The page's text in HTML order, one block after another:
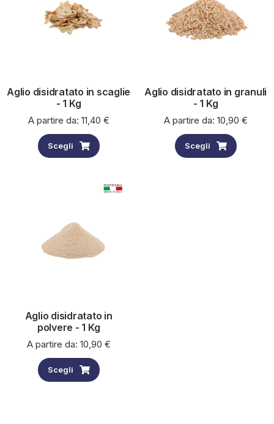
Aglio disidratato in scaglie
- 1 Kg
A partire da: 11,40 €
Scegli
Aglio disidratato in granuli
- 1 Kg
A partire da: 10,90 €
Scegli
Aglio disidratato in
polvere - 1 Kg
A partire da: 10,90 €
Scegli